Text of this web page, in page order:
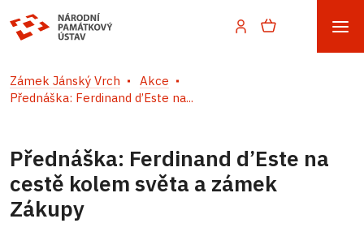
Zámek Jánský Vrch
Akce
Přednáška: Ferdinand d’Este na...
Přednáška: Ferdinand d’Este na
cestě kolem světa a zámek
Zákupy